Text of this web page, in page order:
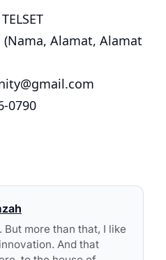
Alamat, Alamat
0790
more than that, I like
And that